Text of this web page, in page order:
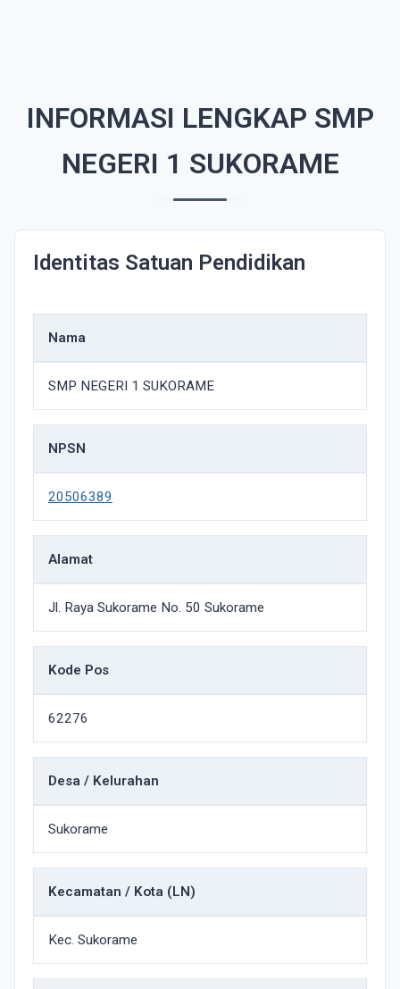
INFORMASI LENGKAP SMP
NEGERI 1 SUKORAME
Identitas Satuan Pendidikan
Nama
SMP NEGERI 1 SUKORAME
NPSN
20506389
Alamat
Jl. Raya Sukorame No. 50 Sukorame
Kode Pos
62276
Desa / Kelurahan
Sukorame
Kecamatan / Kota (LN)
Kec. Sukorame